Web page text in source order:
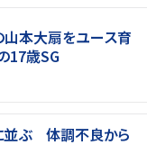
山本大扇をユース育
17歳SG
並ぶ 体調不良から